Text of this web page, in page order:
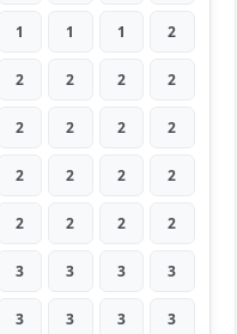
1 1 1 2
2 2 2 2
2 2 2 2
2 2 2 2
2 2 2 2
3 3 3 3
3 3 3 3